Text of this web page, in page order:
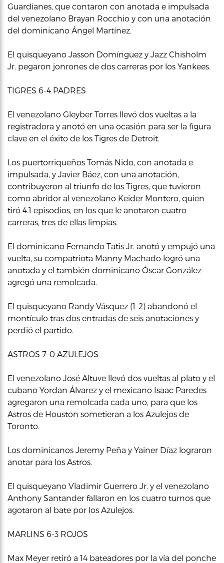
Guardianes, que contaron con anotada e impulsada
del venezolano Brayan Rocchio y con una anotación
del dominicano Ángel Martínez.
El quisqueyano Jasson Domínguez y Jazz Chisholm
Jr. pegaron jonrones de dos carreras por los Yankees.
TIGRES 6-4 PADRES
El venezolano Gleyber Torres llevó dos vueltas a la
registradora y anotó en una ocasión para ser la figura
clave en el éxito de los Tigres de Detroit.
Los puertorriqueños Tomás Nido, con anotada e
impulsada, y Javier Báez, con una anotación,
contribuyeron al triunfo de los Tigres, que tuvieron
como abridor al venezolano Keider Montero, quien
tiró 4.1 episodios, en los que le anotaron cuatro
carreras, tres de ellas limpias.
El dominicano Fernando Tatis Jr. anotó y empujó una
vuelta, su compatriota Manny Machado logró una
anotada y el también dominicano Óscar González
agregó una remolcada.
El quisqueyano Randy Vásquez (1-2) abandonó el
montículo tras dos entradas de seis anotaciones y
perdió el partido.
ASTROS 7-0 AZULEJOS
El venezolano José Altuve llevó dos vueltas al plato y el
cubano Yordan Álvarez y el mexicano Isaac Paredes
agregaron una remolcada cada uno, para que los
Astros de Houston sometieran a los Azulejos de
Toronto.
Los dominicanos Jeremy Peña y Yainer Díaz lograron
anotar para los Astros.
El quisqueyano Vladimir Guerrero Jr. y el venezolano
Anthony Santander fallaron en los cuatro turnos que
agotaron al bate por los Azulejos.
MARLINS 6-3 ROJOS
Max Meyer retiró a 14 bateadores por la vía del ponche